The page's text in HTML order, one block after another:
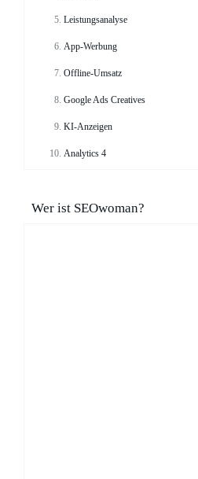
Leistungsanalyse
App-Werbung
Offline-Umsatz
Google Ads Creatives
KI-Anzeigen
Analytics 4
Wer ist SEOwoman?